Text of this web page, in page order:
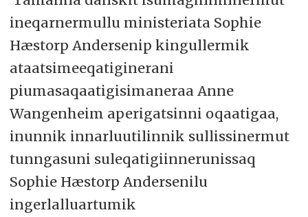
ineqarnermullu ministeriata Sophie
Hæstorp Andersenip kingullermik
ataatsimeeqatiginerani
piumasaqaatigisimaneraa Anne
Wangenheim aperigatsinni oqaatigaa,
inunnik innarluutilinnik sullissinermut
tunngasuni suleqatigiinnerunissaq
Sophie Hæstorp Andersenilu
ingerlalluartumik